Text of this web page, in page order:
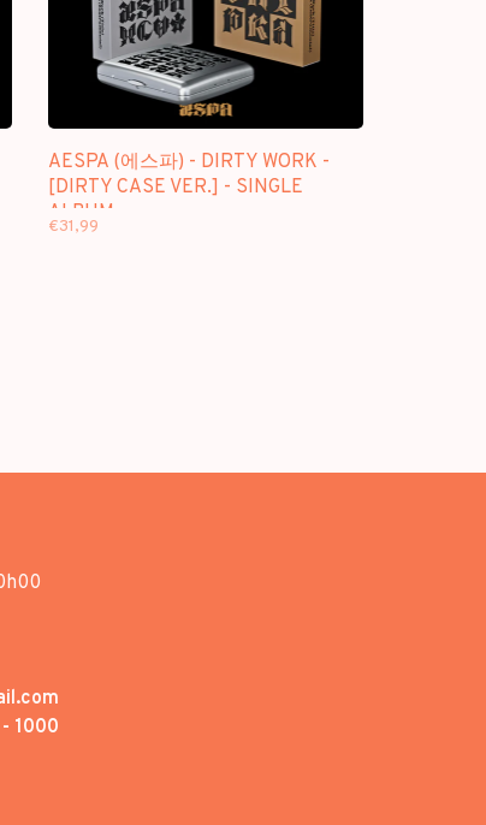
AESPA (에스파) - DIRTY WORK -
[DIRTY CASE VER.] - SINGLE
ALBUM
€31,99
1000